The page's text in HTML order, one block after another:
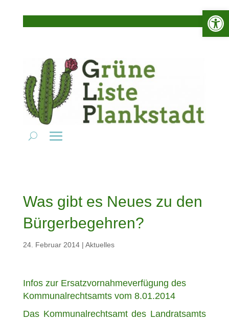
Was gibt es Neues zu den
Bürgerbegehren?
24. Februar 2014| Aktuelles
Infos zur Ersatzvornahmeverfügung des
Kommunalrechtsamts vom 8.01.2014
Das Kommunalrechtsamt des Landratsamts